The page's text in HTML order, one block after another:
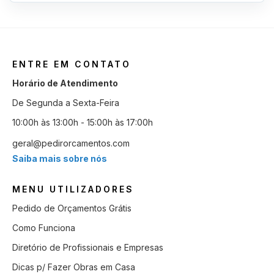
ENTRE EM CONTATO
Horário de Atendimento
De Segunda a Sexta-Feira
10:00h às 13:00h - 15:00h às 17:00h
geral@pedirorcamentos.com
Saiba mais sobre nós
MENU UTILIZADORES
Pedido de Orçamentos Grátis
Como Funciona
Diretório de Profissionais e Empresas
Dicas p/ Fazer Obras em Casa